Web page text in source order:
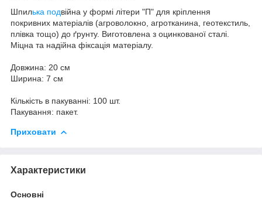
Шпилька подвійна у формі літери "П" для кріплення
покривних матеріалів (агроволокно, агротканина, геотекстиль,
плівка тощо) до ґрунту. Виготовлена з оцинкованої сталі.
Міцна та надійна фіксація матеріалу.
Довжина: 20 см
Ширина: 7 см
Кількість в пакуванні: 100 шт.
Пакування: пакет.
Приховати
Характеристики
Основні